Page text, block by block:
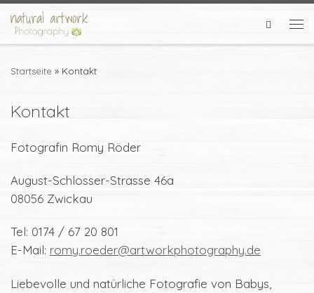
Zum Inhalt springen
Search
Startseite » Kontakt
Kontakt
Fotografin Romy Röder
August-Schlosser-Strasse 46a
08056 Zwickau
Tel: 0174 / 67 20 801
E-Mail: romy.roeder@artworkphotography.de
Liebevolle und natürliche Fotografie von Babys,